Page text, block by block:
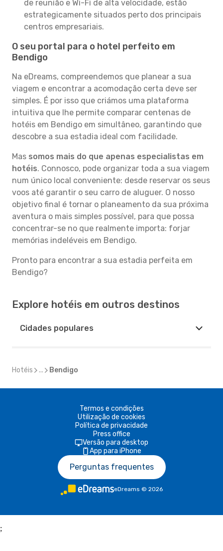
de reunião e Wi-Fi de alta velocidade, estão
estrategicamente situados perto dos principais
centros empresariais.
O seu portal para o hotel perfeito em
Bendigo
Na eDreams, compreendemos que planear a sua
viagem e encontrar a acomodação certa deve ser
simples. É por isso que criámos uma plataforma
intuitiva que lhe permite comparar centenas de
hotéis em Bendigo em simultâneo, garantindo que
descobre a sua estadia ideal com facilidade.
Mas somos mais do que apenas especialistas em
hotéis. Connosco, pode organizar toda a sua viagem
num único local conveniente: desde reservar os seus
voos até garantir o seu carro de aluguer. O nosso
objetivo final é tornar o planeamento da sua próxima
aventura o mais simples possível, para que possa
concentrar-se no que realmente importa: forjar
memórias indeléveis em Bendigo.
Pronto para encontrar a sua estadia perfeita em
Bendigo?
Explore hotéis em outros destinos
Cidades populares
Hotéis ... Bendigo
Termos e condições
Utilização de cookies
Política de privacidade
Press office
Versão para desktop
App para iPhone
Perguntas frequentes
eDreams © 2026
;